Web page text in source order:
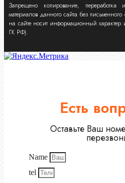
Запрещено копирование, переработка
материалов данного сайта без
на сайте носит информационный характер
ГК РФ).
Есть
Оставьте Ваш
Name
tel